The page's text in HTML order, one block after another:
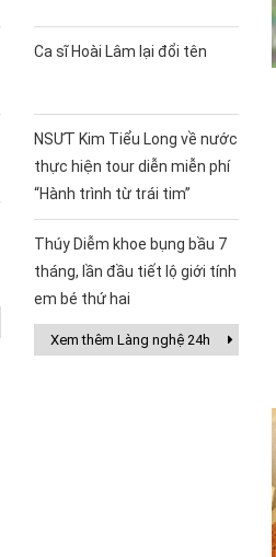
Ca sĩ Hoài Lâm lại đổi tên
NSƯT Kim Tiểu Long về nước
thực hiện tour diễn miễn phí
“Hành trình từ trái tim”
Thúy Diễm khoe bụng bầu 7
tháng, lần đầu tiết lộ giới tính
em bé thứ hai
Xem thêm Làng nghệ 24h